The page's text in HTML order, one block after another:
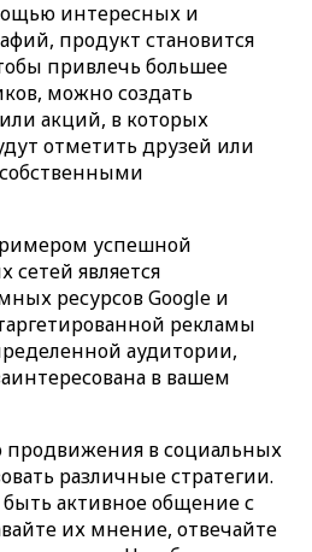
интересных и
продукт становится
привлечь большее
можно создать
акций, в которых
отметить друзей или
успешной
сетей является
ресурсов Google и
рекламы
аудитории,
в вашем
продвижения в социальных
различные стратегии.
активное общение с
их мнение, отвечайте